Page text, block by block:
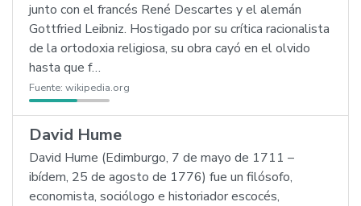
junto con el francés René Descartes y el alemán
Gottfried Leibniz. Hostigado por su crítica racionalista
de la ortodoxia religiosa, su obra cayó en el olvido
hasta que f…
Fuente: wikipedia.org
David Hume
David Hume (Edimburgo, 7 de mayo de 1711 –
ibídem, 25 de agosto de 1776) fue un filósofo,
economista, sociólogo e historiador escocés,